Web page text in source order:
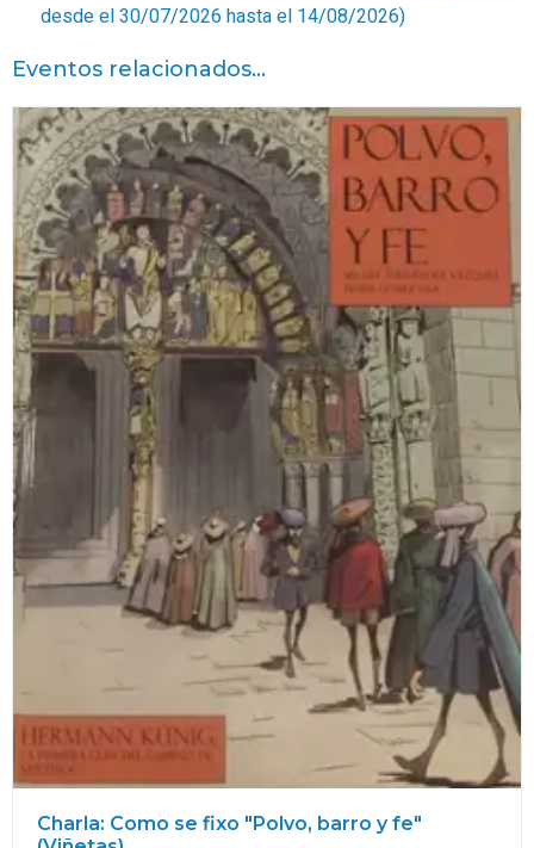
desde el 30/07/2026 hasta el 14/08/2026)
Eventos relacionados...
Charla: Como se fixo "Polvo, barro y fe"